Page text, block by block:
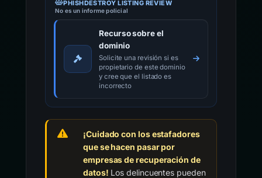
PHISHDESTROY LISTING REVIEW
No es un informe policial
Recurso sobre el
dominio
Solicite una revisión si es
propietario de este dominio
y cree que el listado es
incorrecto
¡Cuidado con los estafadores
que se hacen pasar por
empresas de recuperación de
datos! Los delincuentes pueden